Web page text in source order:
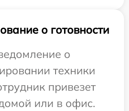
о готовности
о
техники
привезет
или в офис.